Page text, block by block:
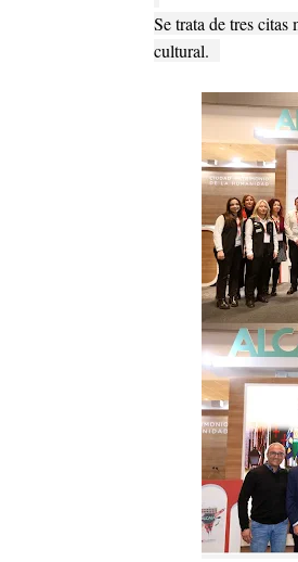
Se trata de tres
cultural.